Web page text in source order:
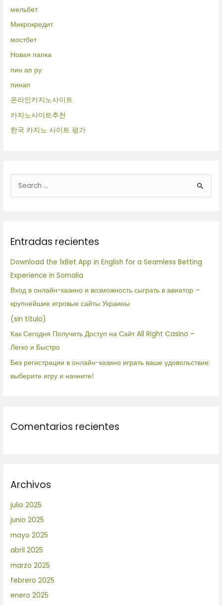
мельбет
Микрокредит
мостбет
Новая папка
пин ап ру
пинап
온라인카지노사이트
카지노사이트추천
한국 카지노 사이트 평가
a
r
:
Entradas recientes
Download the 1xBet App in English for a Seamless Betting
Experience in Somalia
Вход в онлайн-казино и возможность сыграть в авиатор –
крупнейшие игровые сайты Украины
(sin título)
Как Сегодня Получить Доступ на Сайт All Right Casino –
Легко и Быстро
Без регистрации в онлайн-казино играть ваше удовольствие:
выберите игру и начните!
Comentarios recientes
Archivos
julio 2025
junio 2025
mayo 2025
abril 2025
marzo 2025
febrero 2025
enero 2025